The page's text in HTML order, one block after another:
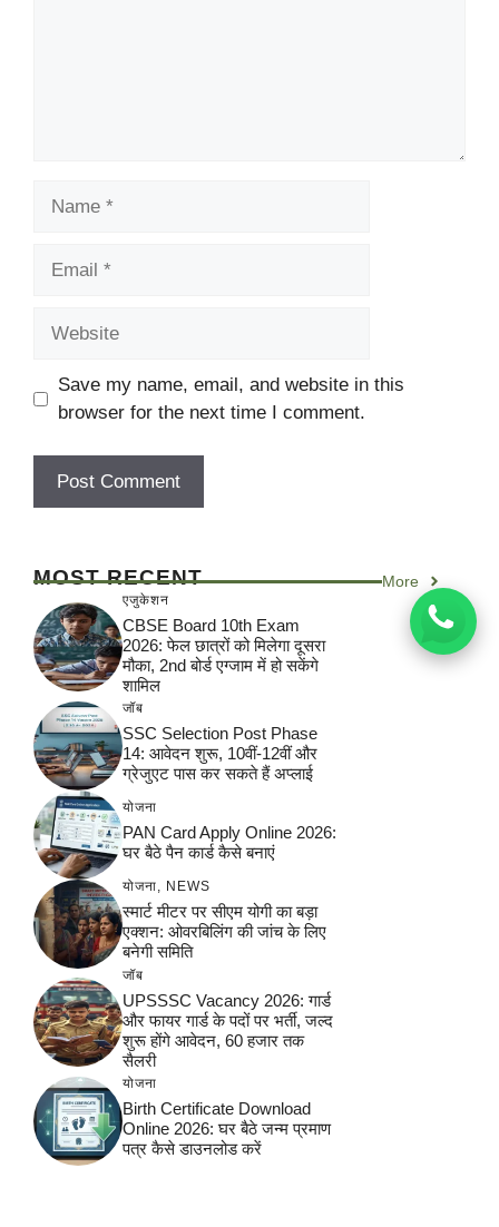
Save my name, email, and website in this
browser for the next time I comment.
MOST RECENT More
एजुकेशन
CBSE Board 10th Exam
2026: फेल छात्रों को मिलेगा दूसरा
मौका, 2nd बोर्ड एग्जाम में हो सकेंगे
शामिल
जॉब
SSC Selection Post Phase
14: आवेदन शुरू, 10वीं-12वीं और
ग्रेजुएट पास कर सकते हैं अप्लाई
योजना
PAN Card Apply Online 2026:
घर बैठे पैन कार्ड कैसे बनाएं
योजना, NEWS
स्मार्ट मीटर पर सीएम योगी का बड़ा
एक्शन: ओवरबिलिंग की जांच के लिए
बनेगी समिति
जॉब
UPSSSC Vacancy 2026: गार्ड
और फायर गार्ड के पदों पर भर्ती, जल्द
शुरू होंगे आवेदन, 60 हजार तक
सैलरी
योजना
Birth Certificate Download
Online 2026: घर बैठे जन्म प्रमाण
पत्र कैसे डाउनलोड करें